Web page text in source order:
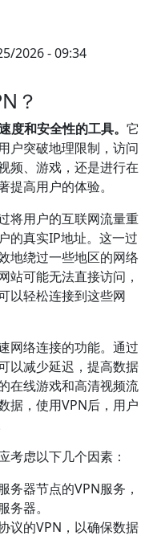
2026 - 09:34
？
度和安全性的工具。 它
户突破地理限制，访问
频、游戏，还是进行在
高用户的体验。
将用户的互联网流量重
的真实IP地址。这一过
地绕过一些地区的网络
站可能无法直接访问，
以轻松连接到这些网
网络连接的功能。通过
以减少延迟，提高数据
在线游戏和高清视频流
据，使用VPN后，用户
考虑以下几个因素：
务器节点的VPN服务，
器。
议的VPN，以确保数据